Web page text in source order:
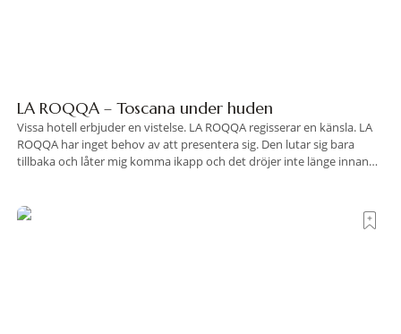
LA ROQQA – Toscana under huden
Vissa hotell erbjuder en vistelse. LA ROQQA regisserar en känsla. LA
ROQQA har inget behov av att presentera sig. Den lutar sig bara
tillbaka och låter mig komma ikapp och det dröjer inte länge innan